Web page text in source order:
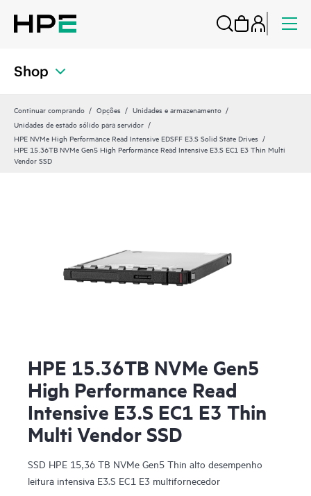
Shop
Continuar comprando Opções
Unidades e armazenamento
Unidades de estado sólido para servidor
HPE NVMe High Performance Read Intensive EDSFF E3.S Solid State Drives
HPE 15.36TB NVMe Gen5 High Performance Read Intensive E3.S EC1 E3 Thin Multi
Vendor SSD
HPE 15.36TB NVMe Gen5
High Performance Read
Intensive E3.S EC1 E3 Thin
Multi Vendor SSD
SSD HPE 15,36 TB NVMe Gen5 Thin alto desempenho
leitura intensiva E3.S EC1 E3 multifornecedor